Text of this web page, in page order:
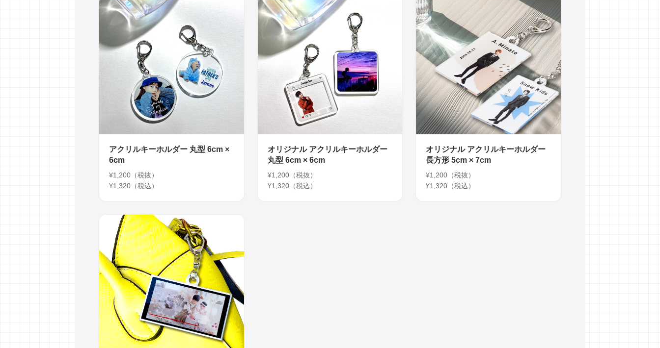
アクリルキーホルダー 丸型 6cm ×
6cm
¥1,200（税抜）
¥1,320（税込）
オリジナル アクリルキーホルダー
丸型 6cm × 6cm
¥1,200（税抜）
¥1,320（税込）
オリジナル アクリルキーホルダー
長方形 5cm × 7cm
¥1,200（税抜）
¥1,320（税込）